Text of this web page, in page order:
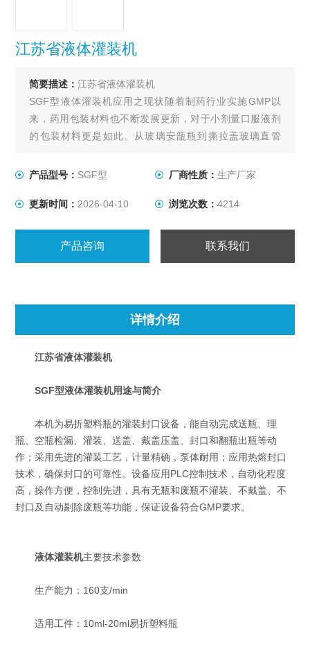
江苏省液体灌装机
简要描述：江苏省液体灌装机
SGF型液体灌装机应用之现状随着制药行业实施GMP以
来，药用包装材料也不断发展更新，对于小剂量口服液剂
的包装材料更是如此。从玻璃安瓿瓶到撕拉盖玻璃直管
期。但随着“太太口服液"易折塑料瓶的出现，为小剂量口服
被越来越多的口服液生产厂家所接受。
产品型号： SGF型 厂商性质： 生产厂家
更新时间： 2026-04-10 浏览次数： 4214
产品咨询 联系我们
详情介绍
江苏省液体灌装机
SGF型液体灌装机用途与简介
本机为易折塑料瓶的灌装封口设备，能自动完成送瓶、理
瓶、空瓶检漏、灌装、送盖、戴盖压盖、封口和翻瓶出瓶等动
作；采用先进的灌装工艺，计量精确，泵体耐用；应用热熔封口
技术，确保封口的可靠性。设备应用PLC控制技术，自动化程度
高，操作方便，控制先进，具有无瓶和废瓶不灌装、不戴盖、不
封口及自动剔除废瓶等功能，保证设备符合GMP要求。
液体灌装机主要技术参数
生产能力：160支/min
适用工件：10ml-20ml易折塑料瓶